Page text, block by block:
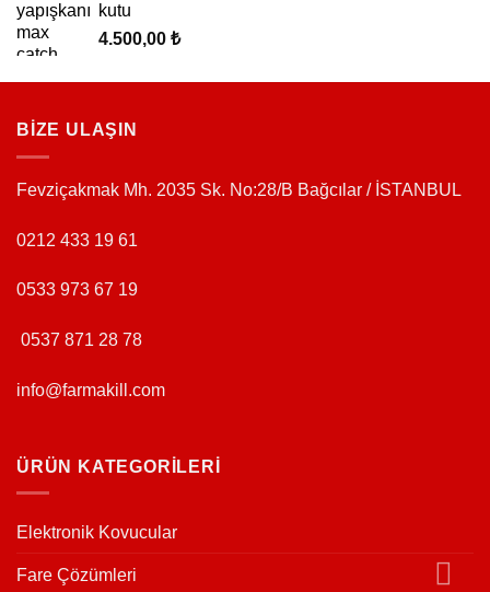
kutu
4.500,00 ₺
BİZE ULAŞIN
Fevziçakmak Mh. 2035 Sk. No:28/B Bağcılar / İSTANBUL
0212 433 19 61
0533 973 67 19
0537 871 28 78
info@farmakill.com
ÜRÜN KATEGORILERI
Elektronik Kovucular
Fare Çözümleri